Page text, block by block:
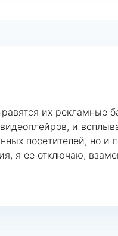
их рекламные
и
посетителей, но и
я ее отключаю,